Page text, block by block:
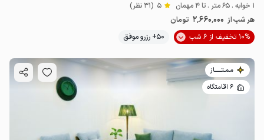
1 خوابه . 65 متر . تا 4 مهمان 5 (31 نظر)
هر شب از 2٬660٬000 تومان
10% تخفیف از 6 شب
50+ رزرو موفق
مـمـتــــــاز
6 اقامتگاه